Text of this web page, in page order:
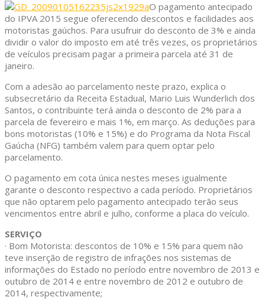
O pagamento antecipado
do IPVA 2015 segue oferecendo descontos e facilidades aos
motoristas gaúchos. Para usufruir do desconto de 3% e ainda
dividir o valor do imposto em até três vezes, os proprietários
de veículos precisam pagar a primeira parcela até 31 de
janeiro.
Com a adesão ao parcelamento neste prazo, explica o
subsecretário da Receita Estadual, Mario Luis Wunderlich dos
Santos, o contribuinte terá ainda o desconto de 2% para a
parcela de fevereiro e mais 1%, em março. As deduções para
bons motoristas (10% e 15%) e do Programa da Nota Fiscal
Gaúcha (NFG) também valem para quem optar pelo
parcelamento.
O pagamento em cota única nestes meses igualmente
garante o desconto respectivo a cada período. Proprietários
que não optarem pelo pagamento antecipado terão seus
vencimentos entre abril e julho, conforme a placa do veículo.
SERVIÇO
· Bom Motorista: descontos de 10% e 15% para quem não
teve inserção de registro de infrações nos sistemas de
informações do Estado no período entre novembro de 2013 e
outubro de 2014 e entre novembro de 2012 e outubro de
2014, respectivamente;